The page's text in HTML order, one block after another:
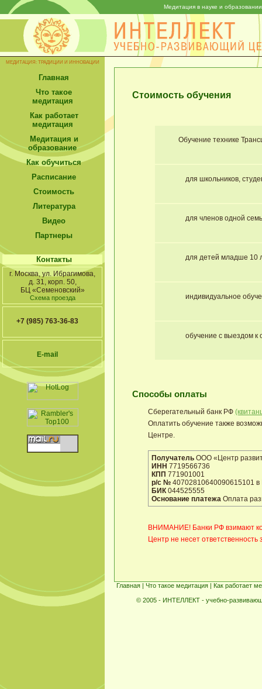
Медитация в науке и
МЕДИТАЦИЯ: ТРАДИЦИИ И ИННОВАЦИИ
Главная
Что такое
медитация
Как работает
медитация
Медитация и
образование
Как обучиться
Расписание
Стоимость
Литература
Видео
Партнеры
Контакты
г. Москва, ул. Ибрагимова,
д. 31, корп. 50,
БЦ «Семеновский»
Схема проезда
+7 (985) 763-36-83
E-mail
Стоимость обучения
Обучение технике
для школьников,
для членов одной
для детей младше 10
индивидуальное
обучение с выездом к
Способы оплаты
Сберегательный банк РФ
Оплатить обучение также
Центре.
ПолучательООО «Центр
ИНН 7719566736
КПП 771901001
р/с №40702810640090615101
БИК044525555
Основание платежаОплата
ВНИМАНИЕ! Банки РФ взимают
Центр не несет
Главная| Что такое медитация| Как работает
© 2005 - ИНТЕЛЛЕКТ - учебно-